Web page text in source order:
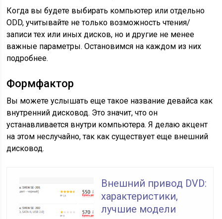
Когда вы будете выбирать компьютер или отдельно
ODD, учитывайте не только возможность чтения/
записи тех или иных дисков, но и другие не менее
важные параметры. Остановимся на каждом из них
подробнее.
Формфактор
Вы можете услышать еще такое название девайса как
внутренний дисковод. Это значит, что он
устанавливается внутри компьютера. Я делаю акцент
на этом неслучайно, так как существует еще внешний
дисковод.
Внешний привод DVD:
характеристики,
лучшие модели